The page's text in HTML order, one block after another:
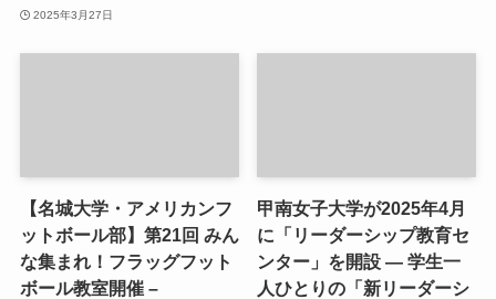
2025年3月27日
【名城大学・アメリカンフ
ットボール部】第21回 みん
な集まれ！フラッグフット
ボール教室開催 –
甲南女子大学が2025年4月
に「リーダーシップ教育セ
ンター」を開設 ― 学生一
人ひとりの「新リーダーシ